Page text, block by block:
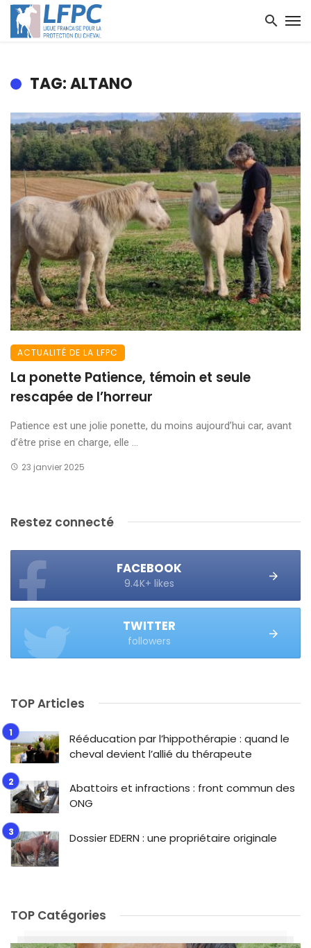
TAG: ALTANO
ACTUALITÉ DE LA LFPC
La ponette Patience, témoin et seule
rescapée de l’horreur
Patience est une jolie ponette, du moins aujourd’hui car, avant
d’être prise en charge, elle ...
23 janvier 2025
Restez connecté
FACEBOOK
9.4K+ likes
TWITTER
followers
TOP Articles
Rééducation par l’hippothérapie : quand le
cheval devient l’allié du thérapeute
Abattoirs et infractions : front commun des
ONG
Dossier EDERN : une propriétaire originale
TOP Catégories